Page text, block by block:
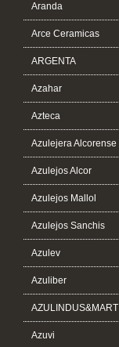
Aranda
Arce Ceramicas
ARGENTA
Azahar
Azteca
Azulejera Alcorense
Azulejos Alcor
Azulejos Mallol
Azulejos Sanchis
Azulev
Azuliber
AZULINDUS&MARTI
Azuvi